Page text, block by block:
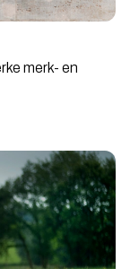
merk- en